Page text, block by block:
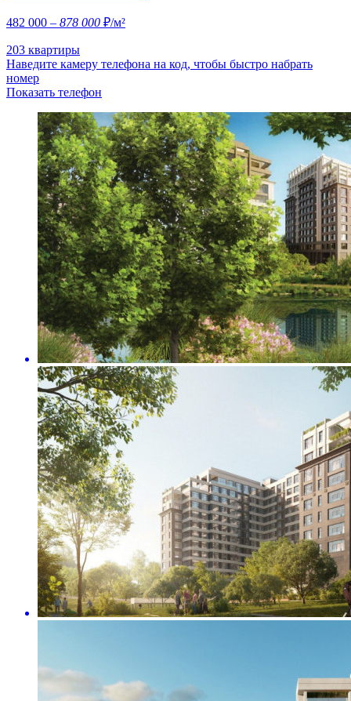
482 000 – 878 000 ₽/м²
203 квартиры
Наведите камеру телефона на код, чтобы быстро набрать
номер
Показать телефон